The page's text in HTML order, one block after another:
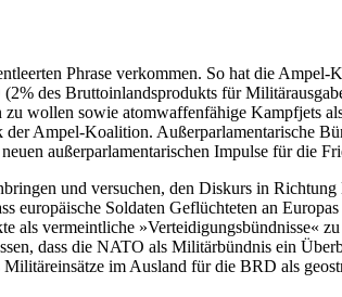
Phrase verkommen. So hat die
des Bruttoinlandsprodukts für
wollen sowie atomwaffenfähige Kampfjets
Ampel-Koalition. Außerparlamentarische
außerparlamentarischen Impulse für die
und versuchen, den Diskurs in
Soldaten Geflüchteten an
vermeintliche »Verteidigungsbündnisse«
dass die NATO als Militärbündnis ein
im Ausland für die BRD als